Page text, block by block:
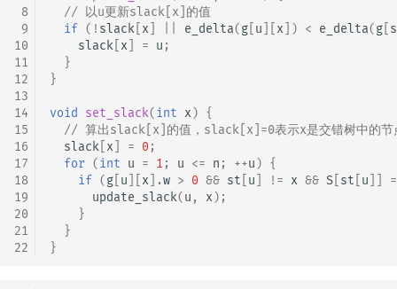
8
9
10
11
12
13
14
15
16
17
18
19
20
21
22
// 以u更新slack[x]的值
if ( ! slack x e_delta(g u x ]) < e_delta(g
slack x = u ;
}
}
void set_slack(int x) {
// 算出slack[x]的值，slack[x]=0表示x是交错树中的节
slack x = 0;
for (int u = 1 ; u <= n ; ++u) {
if (g u x ].w > 0 && st u != x && S st u
update_slack(u , x);
}
}
}